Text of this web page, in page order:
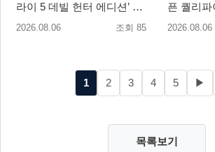
라이 5 데빌 헌터 에디션’ 패
키지 제품 8월 7일 예약판매
2026.08.06 조회 85
픈 퀄리파
즌 개막!
2026.08.06
1 2 3 4 5 ▶
목록보기